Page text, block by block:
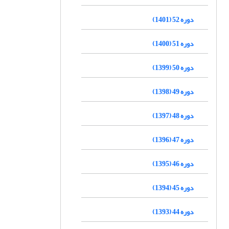
دوره 52 (1401)
دوره 51 (1400)
دوره 50 (1399)
دوره 49 (1398)
دوره 48 (1397)
دوره 47 (1396)
دوره 46 (1395)
دوره 45 (1394)
دوره 44 (1393)